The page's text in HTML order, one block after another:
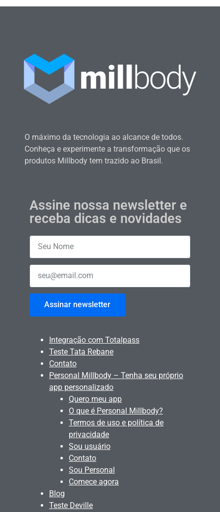
O máximo da tecnologia ao alcance de todos.
Conheça e experimente a transformação que os
produtos Millbody tem trazido ao Brasil.
Assine nossa newsletter e
receba dicas e novidades
Assinar newsletter
Integração com Totalpass
Teste Tata Rebane
Contato
Personal Millbody – Tenha seu próprio
app personalizado
Quero meu app
O que é Personal Millbody?
Termos de uso e política de
privacidade
Sou usuário
Contato
Sou Personal
Comece agora
Blog
Teste Deville